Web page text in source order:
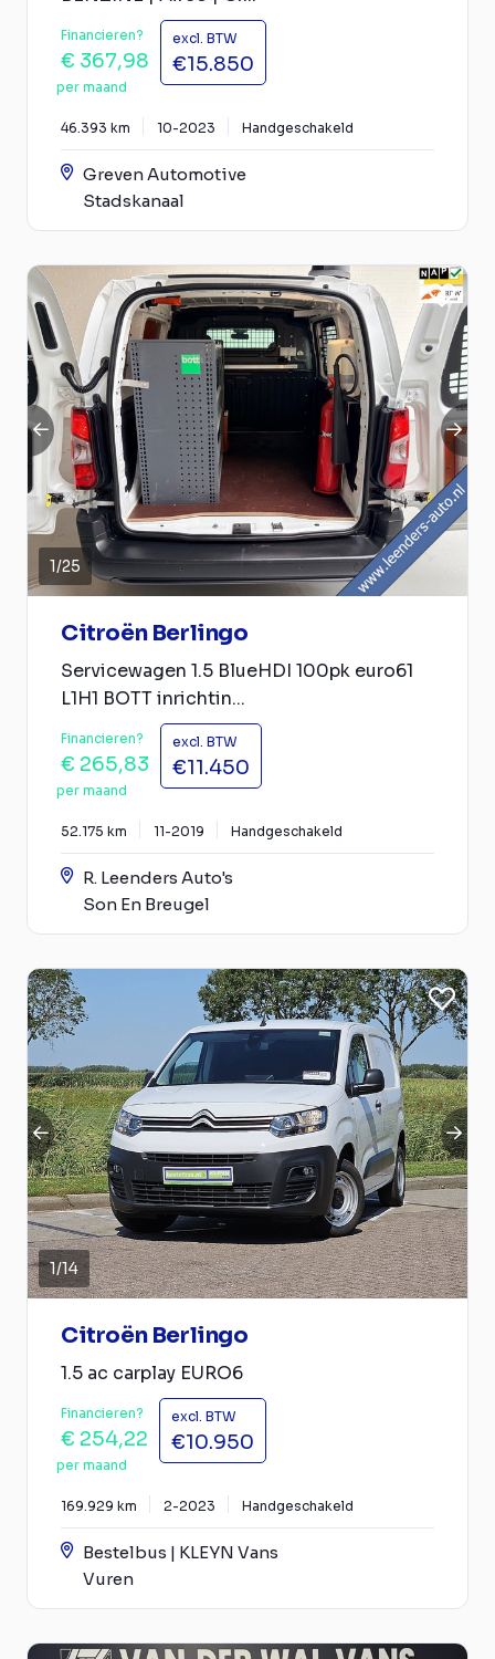
Financieren?
€ 367,98
per maand
excl. BTW
€15.850
46.393 km 10-2023 Handgeschakeld
Greven Automotive
Stadskanaal
1/25
Citroën Berlingo
Servicewagen 1.5 BlueHDI 100pk euro61
L1H1 BOTT inrichtin...
Financieren?
€ 265,83
per maand
excl. BTW
€11.450
52.175 km 11-2019 Handgeschakeld
R. Leenders Auto's
Son En Breugel
1/14
Citroën Berlingo
1.5 ac carplay EURO6
Financieren?
€ 254,22
per maand
excl. BTW
€10.950
169.929 km 2-2023 Handgeschakeld
Bestelbus | KLEYN Vans
Vuren